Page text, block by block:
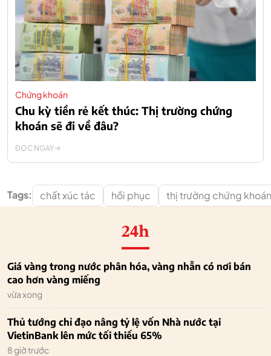
Chứng khoán
Chu kỳ tiền rẻ kết thúc: Thị trường chứng
khoán sẽ đi về đâu?
ĐỌC NGAY
Tags: chất xúc tác hồi phục thị trường chứng khoán
24h
Giá vàng trong nước phân hóa, vàng nhẫn có nơi bán
cao hơn vàng miếng
vừa xong
Thủ tướng chỉ đạo nâng tỷ lệ vốn Nhà nước tại
VietinBank lên mức tối thiểu 65%
8 giờ trước